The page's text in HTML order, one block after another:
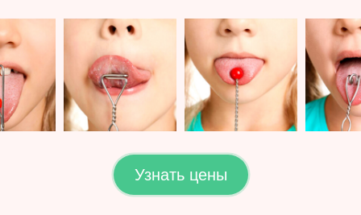
Узнать цены